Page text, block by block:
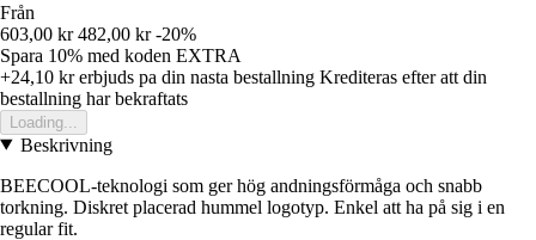
Från
603,00 kr 482,00 kr -20%
Spara 10% med koden EXTRA
+24,10 krerbjuds pa din nasta bestallning Krediteras efter att din
bestallning har bekraftats
Loading...
Beskrivning
BEECOOL-teknologi som ger hög andningsförmåga och snabb
torkning. Diskret placerad hummel logotyp. Enkel att ha på sig i en
regular fit.